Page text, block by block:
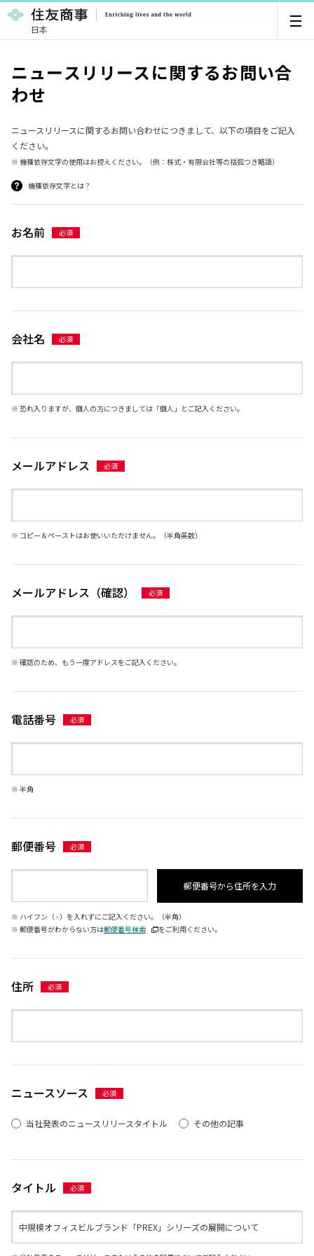
日本
ニュースリリースに関するお問い合
わせ
ニュースリリースに関するお問い合わせにつきまして、以下の項目をご記入
ください。
※ 機種依存文字の使用はお控えください。（例：株式・有限会社等の括弧つき略語）
機種依存文字とは？
お名前
会社名
※ 恐れ入りますが、個人の方につきましては「個人」とご記入ください。
メールアドレス
※ コピー＆ペーストはお使いいただけません。（半角英数）
メールアドレス（確認）
※ 確認のため、もう一度アドレスをご記入ください。
電話番号
※ 半角
郵便番号
郵便番号から住所を入力
※ ハイフン（ - ）を入れずにご記入ください。（半角）
※ 郵便番号がわからない方は郵便番号検索 をご利用ください。
住所
ニュースソース
当社発表のニュースリリースタイトル その他の記事
タイトル